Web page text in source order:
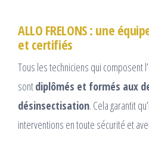
ALLO FRELONS : une
et certifiés
Tous les techniciens qui composent
sontdiplômés et formés aux
désinsectisation. Cela garantit
interventions en toute sécurité et